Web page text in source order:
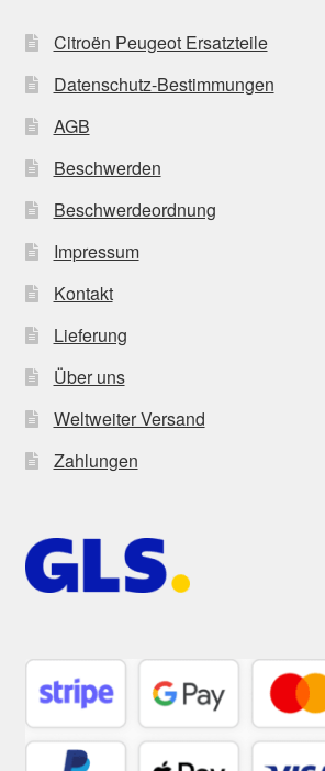
Citroën Peugeot Ersatzteile
Datenschutz-Bestimmungen
AGB
Beschwerden
Beschwerdeordnung
Impressum
Kontakt
Lieferung
Über uns
Weltweiter Versand
Zahlungen